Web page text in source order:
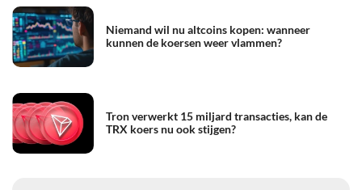
Niemand wil nu altcoins kopen: wanneer
kunnen de koersen weer vlammen?
Tron verwerkt 15 miljard transacties, kan de
TRX koers nu ook stijgen?